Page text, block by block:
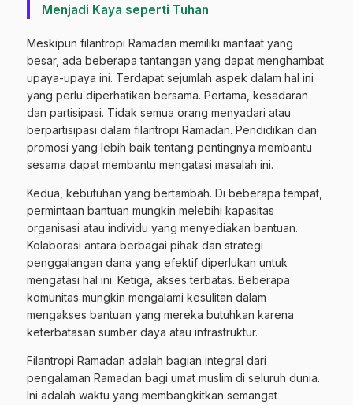
Menjadi Kaya seperti Tuhan
Meskipun filantropi Ramadan memiliki manfaat yang
besar, ada beberapa tantangan yang dapat menghambat
upaya-upaya ini. Terdapat sejumlah aspek dalam hal ini
yang perlu diperhatikan bersama. Pertama, kesadaran
dan partisipasi. Tidak semua orang menyadari atau
berpartisipasi dalam filantropi Ramadan. Pendidikan dan
promosi yang lebih baik tentang pentingnya membantu
sesama dapat membantu mengatasi masalah ini.
Kedua, kebutuhan yang bertambah. Di beberapa tempat,
permintaan bantuan mungkin melebihi kapasitas
organisasi atau individu yang menyediakan bantuan.
Kolaborasi antara berbagai pihak dan strategi
penggalangan dana yang efektif diperlukan untuk
mengatasi hal ini. Ketiga, akses terbatas. Beberapa
komunitas mungkin mengalami kesulitan dalam
mengakses bantuan yang mereka butuhkan karena
keterbatasan sumber daya atau infrastruktur.
Filantropi Ramadan adalah bagian integral dari
pengalaman Ramadan bagi umat muslim di seluruh dunia.
Ini adalah waktu yang membangkitkan semangat